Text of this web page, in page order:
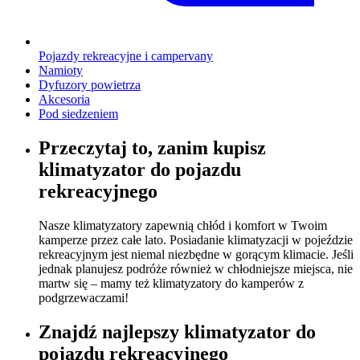
Pojazdy rekreacyjne i campervany
Namioty
Dyfuzory powietrza
Akcesoria
Pod siedzeniem
Przeczytaj to, zanim kupisz
klimatyzator do pojazdu
rekreacyjnego
Nasze klimatyzatory zapewnią chłód i komfort w Twoim
kamperze przez całe lato. Posiadanie klimatyzacji w pojeździe
rekreacyjnym jest niemal niezbędne w gorącym klimacie. Jeśli
jednak planujesz podróże również w chłodniejsze miejsca, nie
martw się – mamy też klimatyzatory do kamperów z
podgrzewaczami!
Znajdź najlepszy klimatyzator do
pojazdu rekreacyjnego